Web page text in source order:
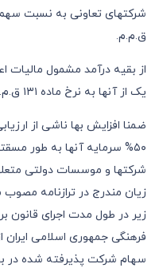
ق.م.م.
از بقیه درآمد مشمول
یک از آنها به نرخ ماده ١٣١ ق.م.م.
ضمنا افزایش بها ناشی از
٥٠% سرمایه آنها به طور
شرکتها و موسسات دولتی
زیان مندرج در ترازنامه
زیر در طول مدت اجرای قانون
فرهنگی جمهوری اسلامی ایران
سهام شرکت پذیرفته شده